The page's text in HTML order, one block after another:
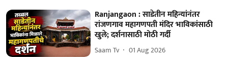
Ranjangaon : साडेतीन महिन्यांनंतर
रांजणगाव महागणपती मंदिर भाविकांसाठी
खुले; दर्शनासाठी मोठी गर्दी
Saam Tv 01 Aug 2026